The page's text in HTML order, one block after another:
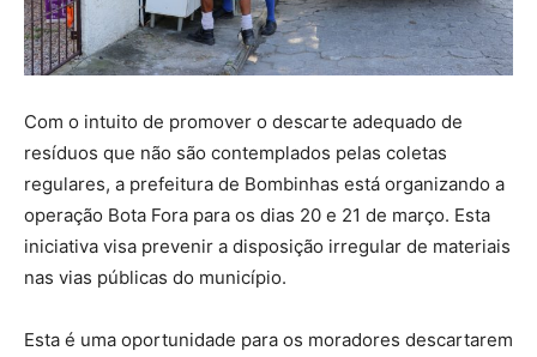
Com o intuito de promover o descarte adequado de
resíduos que não são contemplados pelas coletas
regulares, a prefeitura de Bombinhas está organizando a
operação Bota Fora para os dias 20 e 21 de março. Esta
iniciativa visa prevenir a disposição irregular de materiais
nas vias públicas do município.
Esta é uma oportunidade para os moradores descartarem